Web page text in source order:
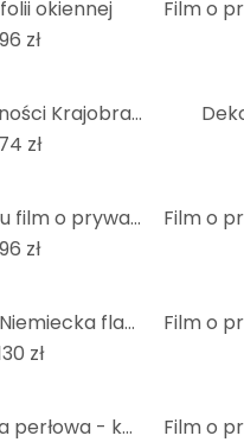
okiennej
96 zł
Film o prywatności Krajobraz wydmowy Morza Bałtyckiego - kwadrat
74 zł
Dźwięk oceanu film o prywatności
96 zł
Obraz z okna Niemiecka flaga
zł
Folia ochronna perłowa - kwadratowa